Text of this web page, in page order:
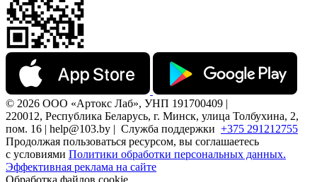
© 2026 ООО «Артокс Лаб», УНП 191700409 |
220012, Республика Беларусь, г. Минск, улица Толбухина, 2,
пом. 16 | help@103.by | Служба поддержки +375 291212755
Продолжая пользоваться ресурсом, вы соглашаетесь
с условиями Политики обработки персональных данных.
Эффективная реклама на сайте
Обработка файлов cookie